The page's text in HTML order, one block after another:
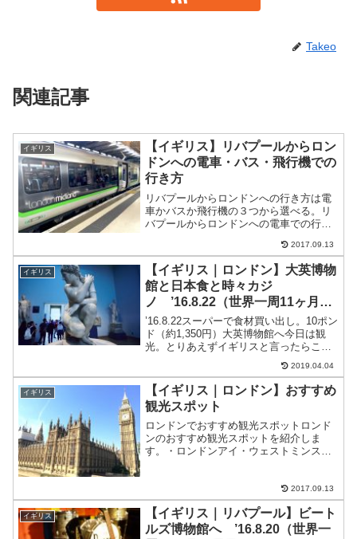
Takeo
関連記事
イギリス
【イギリス】リバプールからロン
ドンへの電車・バス・飛行機での
行き方
リバプールからロンドンへの行き方は電
車かバスか飛行機の３つから選べる。リ
バプールからロンドンへの電車での行き
（約3,380円）〜直通などによって料金
は高くなります。リバプールからロンド
ンへのバスでの行き...
2017.09.13
イギリス
【イギリス｜ロンドン】大英博物
館と日本食と時々カジ
ノ ’16.8.22（世界一周11ヶ月22
日目）
’16.8.22スーパーで食材買い出し。10ポン
ド（約1,350円）大英博物館へ今日は観
光。とりあえずイギリスと言ったらこれ
ってことで、地下鉄で大英博物館に行く
ことに。地下鉄2.4ポンド（約324円）ロ
ンドンの地下鉄・バスに乗るにはプリペ
イ...
2019.04.04
イギリス
【イギリス｜ロンドン】おすすめ
観光スポット
ロンドンでおすすめ観光スポットロンド
ンのおすすめ観光スポットを紹介しま
す。・ロンドンアイ・ウェストミンスタ
館・アビーロードスタジオ前の横断歩道
（ビートルズ）ロンドンアイ...
2017.09.13
イギリス
【イギリス｜リバプール】ビート
ルズ博物館へ ’16.8.20（世界一